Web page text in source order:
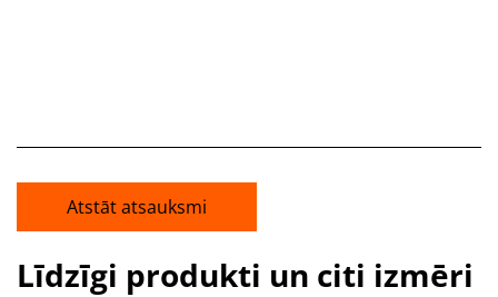
Atstāt atsauksmi
Līdzīgi produkti un citi izmēri